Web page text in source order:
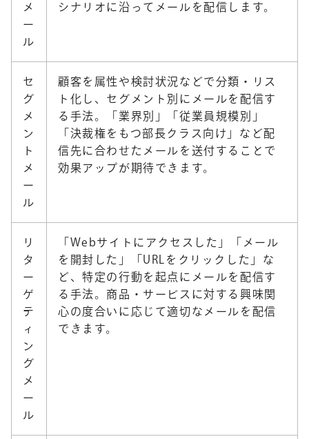
メ
ー
ル
シナリオに沿ってメールを配信します。
セ
グ
メ
ン
ト
メ
ー
ル
顧客を属性や検討状況などで分類・リス
ト化し、セグメント別にメールを配信す
る手法。「業界別」「従業員規模別」
「決裁権をもつ部長クラス向け」など配
信先に合わせたメールを送付することで
効果アップが期待できます。
リ
タ
ー
ゲ
テ
ィ
ン
グ
メ
ー
ル
「Webサイトにアクセスした」「メール
を開封した」「URLをクリックした」な
ど、特定の行動を起点にメールを配信す
る手法。商品・サービスに対する興味関
心の度合いに応じて適切なメールを配信
できます。